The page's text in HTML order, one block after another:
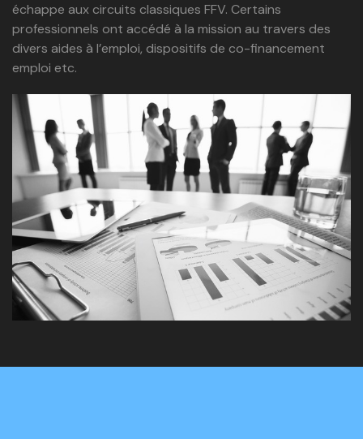
échappe aux circuits classiques FFV. Certains
professionnels ont accédé à la mission au travers des
divers aides à l’emploi, dispositifs de co-financement
emploi etc.